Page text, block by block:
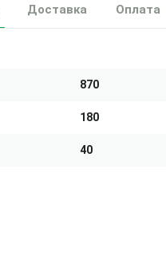
Доставка Оплата
870
180
40